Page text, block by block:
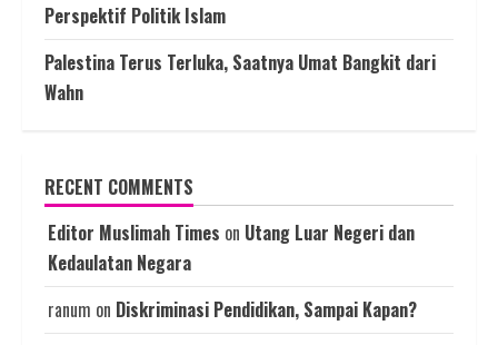
Perspektif Politik Islam
Palestina Terus Terluka, Saatnya Umat Bangkit dari
Wahn
RECENT COMMENTS
Editor Muslimah Times on Utang Luar Negeri dan
Kedaulatan Negara
ranum on Diskriminasi Pendidikan, Sampai Kapan?